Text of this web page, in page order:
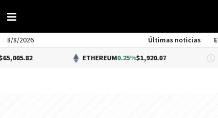
8/8/2026 Últimas noticias
ETHEREUM0.25%$1,920.07